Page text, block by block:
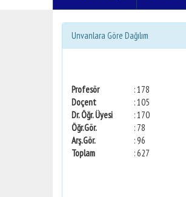
Unvanlara Göre Dağılım
Profesör
: 178
Doçent
: 105
Dr. Öğr. Üyesi
: 170
Öğr.Gör.
: 78
Arş.Gör.
: 96
Toplam
: 627